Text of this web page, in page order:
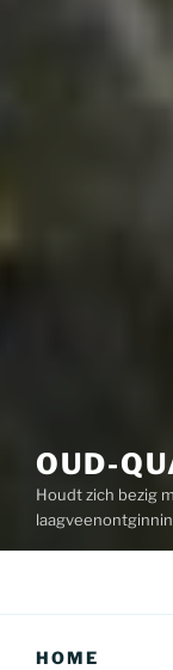
OUD-
Houdt zich bezig
HOME